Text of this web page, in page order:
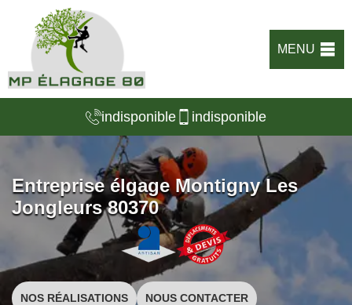
MENU
indisponible indisponible
Entreprise élgage Montigny Les
Jongleurs 80370
NOS RÉALISATIONS NOUS CONTACTER